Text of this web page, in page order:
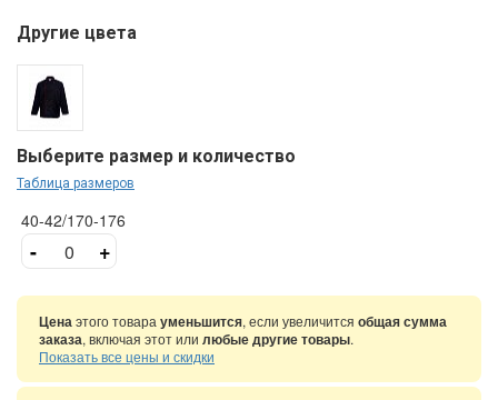
Другие цвета
Выберите размер и количество
Таблица размеров
40-42/170-176
- +
Ценаэтого товара уменьшится, если увеличится общая сумма
заказа, включая этот или любые другие товары.
Показать все цены и скидки